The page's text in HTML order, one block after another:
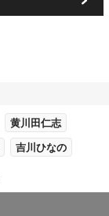
黄川田仁志
吉川ひなの